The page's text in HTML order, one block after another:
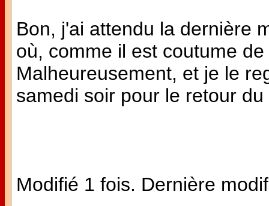
Bon, j'ai attendu la dernière
où, comme il est coutume
Malheureusement, et je le
samedi soir pour le retour
Modifié 1 fois. Dernière